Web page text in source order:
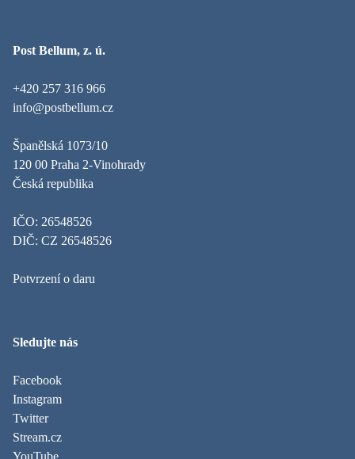
Post Bellum, z. ú.
+420 257 316 966
info@postbellum.cz
Španělská 1073/10
120 00 Praha 2-Vinohrady
Česká republika
IČO: 26548526
DIČ: CZ 26548526
Potvrzení o daru
Sledujte nás
Facebook
Instagram
Twitter
Stream.cz
YouTube